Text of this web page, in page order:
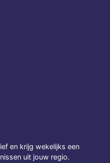
en krijg wekelijks een
uit jouw regio.